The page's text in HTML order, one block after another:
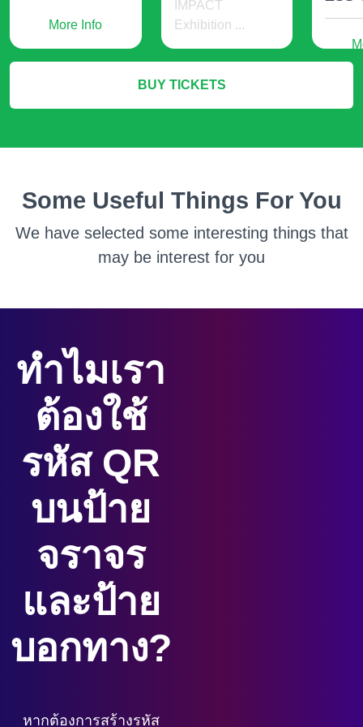
More Info
IMPACT
Exhibition ...
536 USD
More Info
BUY TICKETS
Some Useful Things For You
We have selected some interesting things that
may be interest for you
ทำไมเรา
ต้องใช้
รหัส QR
บนป้าย
จราจร
และป้าย
บอกทาง?
หากต้องการสร้างรหัส